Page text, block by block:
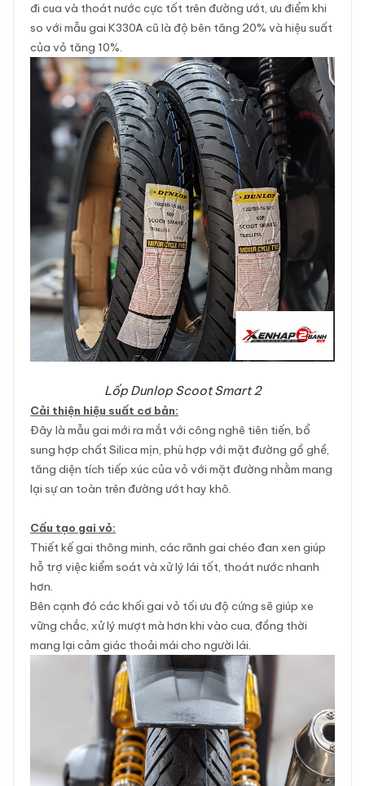
đi cua và thoát nước cực tốt trên đường ướt, ưu điểm khi
so với mẫu gai K330A cũ là độ bên tăng 20% và hiệu suất
của vỏ tăng 10%.
Lốp Dunlop Scoot Smart 2
Cải thiện hiệu suất cơ bản:
Đây là mẫu gai mới ra mắt với công nghê tiên tiến, bổ
sung hợp chất Silica mịn, phù hợp với mặt đường gồ ghề,
tăng diện tích tiếp xúc của vỏ với mặt đường nhằm mang
lại sự an toàn trên đường ướt hay khô.
Cấu tạo gai vỏ:
Thiết kế gai thông minh, các rãnh gai chéo đan xen giúp
hỗ trợ việc kiểm soát và xử lý lái tốt, thoát nước nhanh
hơn.
Bên cạnh đó các khối gai vỏ tối ưu độ cứng sẽ giúp xe
vững chắc, xử lý mượt mà hơn khi vào cua, đồng thời
mang lại cảm giác thoải mái cho người lái.